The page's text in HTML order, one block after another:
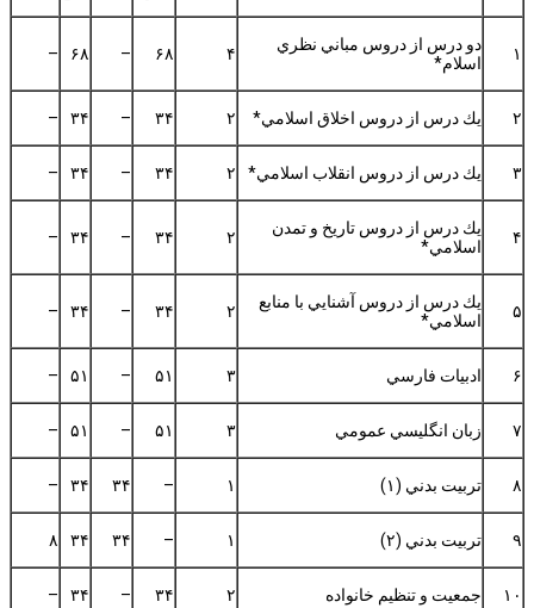
۱
دو درس از دروس مباني نظري
اسلام*
۴ ۶۸ – ۶۸ –
۲ يك درس از دروس اخلاق اسلامي* ۲ ۳۴ – ۳۴ –
۳ يك درس از دروس انقلاب اسلامي* ۲ ۳۴ – ۳۴ –
۴
يك درس از دروس تاريخ و تمدن
اسلامي*
۲ ۳۴ – ۳۴ –
۵
يك درس از دروس آشنايي با منابع
اسلامي*
۲ ۳۴ – ۳۴ –
۶ ادبيات فارسي ۳ ۵۱ – ۵۱ –
۷ زبان انگليسي عمومي ۳ ۵۱ – ۵۱ –
۸ تربيت بدني (۱) ۱ – ۳۴ ۳۴ –
۹ تربيت بدني (۲) ۱ – ۳۴ ۳۴ ۸
۱۰ جمعيت و تنظيم خانواده ۲ ۳۴ – ۳۴ –